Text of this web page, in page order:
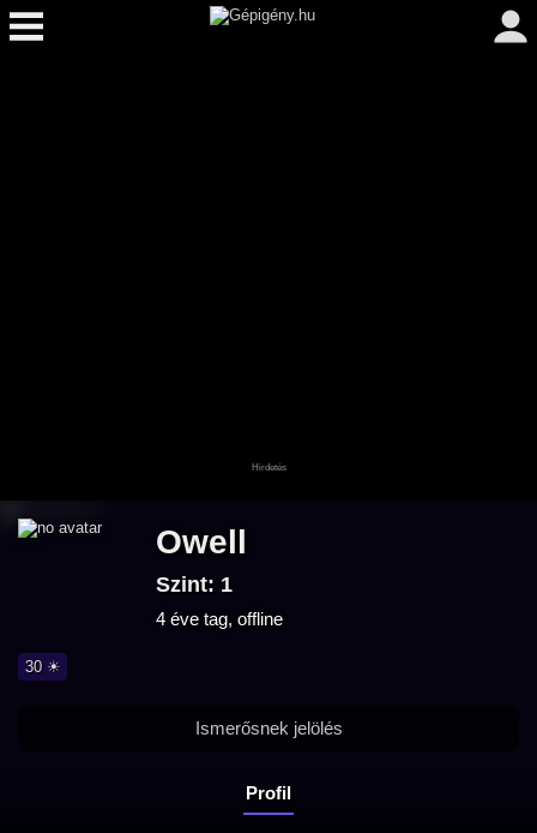
Owell
Szint: 1
4 éve tag, offline
30 ☀
Profil
Ismerősnek jelölés